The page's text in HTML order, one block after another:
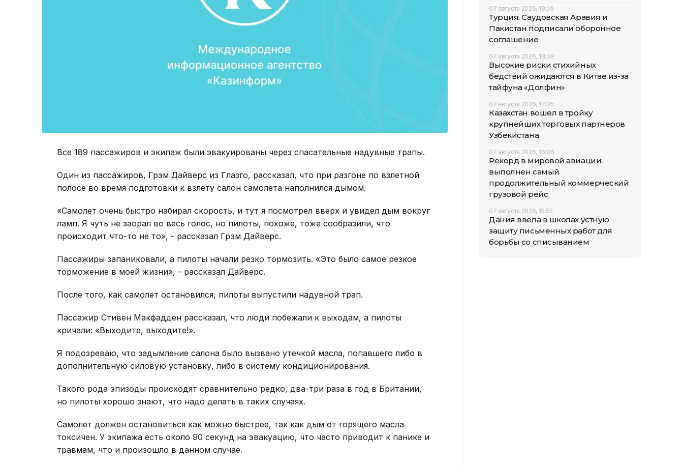
Все 189 пассажиров и экипаж были эвакуированы через спасательные надувные трапы.
Один из пассажиров, Грэм Дайверс из Глазго, рассказал, что при разгоне по взлетной
полосе во время подготовки к взлету салон самолета наполнился дымом.
«Самолет очень быстро набирал скорость, и тут я посмотрел вверх и увидел дым вокруг
ламп. Я чуть не заорал во весь голос, но пилоты, похоже, тоже сообразили, что
происходит что-то не то», - рассказал Грэм Дайверс.
Пассажиры запаниковали, а пилоты начали резко тормозить. «Это было самое резкое
торможение в моей жизни», - рассказал Дайверс.
После того, как самолет остановился, пилоты выпустили надувной трап.
Пассажир Стивен Макфадден рассказал, что люди побежали к выходам, а пилоты
кричали: «Выходите, выходите!».
Я подозреваю, что задымление салона было вызвано утечкой масла, попавшего либо в
дополнительную силовую установку, либо в систему кондиционирования.
Такого рода эпизоды происходят сравнительно редко, два-три раза в год в Британии,
но пилоты хорошо знают, что надо делать в таких случаях.
Самолет должен остановиться как можно быстрее, так как дым от горящего масла
токсичен. У экипажа есть около 90 секунд на эвакуацию, что часто приводит к панике и
травмам, что и произошло в данном случае.
07 августа 2026, 19:05
Турция, Саудовская Аравия и
Пакистан подписали оборонное
соглашение
07 августа 2026, 18:09
Высокие риски стихийных
бедствий ожидаются в Китае из-за
тайфуна «Долфин»
07 августа 2026, 17:35
Казахстан вошел в тройку
крупнейших торговых партнеров
Узбекистана
07 августа 2026, 16:36
Рекорд в мировой авиации:
выполнен самый
продолжительный коммерческий
грузовой рейс
07 августа 2026, 15:55
Дания ввела в школах устную
защиту письменных работ для
борьбы со списыванием